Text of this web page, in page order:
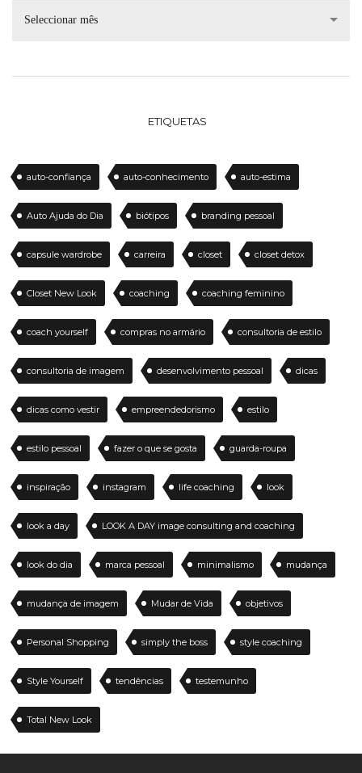
Seleccionar mês
ETIQUETAS
auto-confiança auto-conhecimento auto-estima
Auto Ajuda do Dia biótipos branding pessoal
capsule wardrobe carreira closet closet detox
Closet New Look coaching coaching feminino
coach yourself compras no armário consultoria de estilo
consultoria de imagem desenvolvimento pessoal dicas
dicas como vestir empreendedorismo estilo
estilo pessoal fazer o que se gosta guarda-roupa
inspiração instagram life coaching look
look a day LOOK A DAY image consulting and coaching
look do dia marca pessoal minimalismo mudança
mudança de imagem Mudar de Vida objetivos
Personal Shopping simply the boss style coaching
Style Yourself tendências testemunho
Total New Look